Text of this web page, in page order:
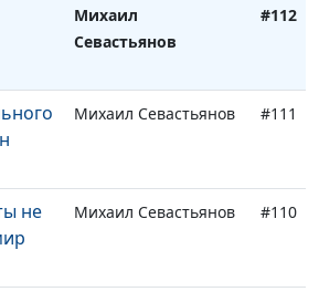
Михаил
Севастьянов
#112
Михаил Севастьянов #111
не
Михаил Севастьянов #110